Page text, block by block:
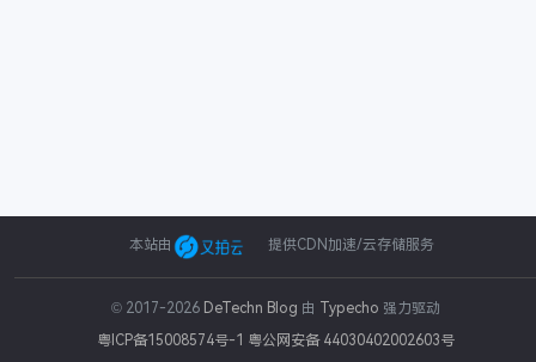
大型 mmoarpg 觉醒 手游 幻想
最终
本站由 提供CDN加速/云存储服务
© 2017-2026 DeTechn Blog 由 Typecho 强力驱动
粤ICP备15008574号-1 粤公网安备 44030402002603号